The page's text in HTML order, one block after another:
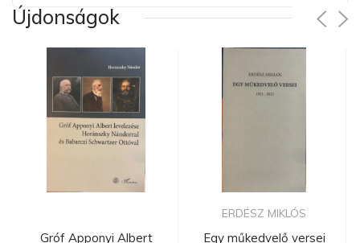
Újdonságok
Gróf Apponyi Albert
ERDÉSZ MIKLÓS
Egy műkedvelő versei